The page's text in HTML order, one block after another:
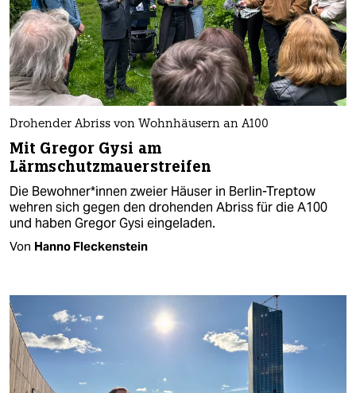
Drohender Abriss von Wohnhäusern an A100
Mit Gregor Gysi am
Lärmschutzmauerstreifen
Die Be­woh­ne­r*in­nen zweier Häuser in Berlin-Treptow
wehren sich gegen den drohenden Abriss für die A100
und haben Gregor Gysi eingeladen.
Von Hanno Fleckenstein